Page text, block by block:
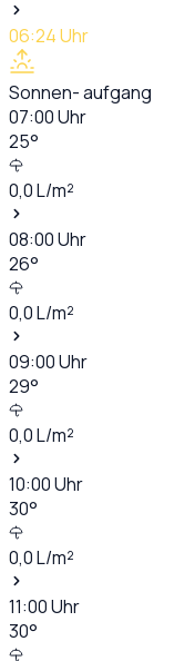
06:24Uhr
Sonnen- aufgang
07:00Uhr
25°
0,0L/m²
08:00Uhr
26°
0,0L/m²
09:00Uhr
29°
0,0L/m²
10:00Uhr
30°
0,0L/m²
11:00Uhr
30°